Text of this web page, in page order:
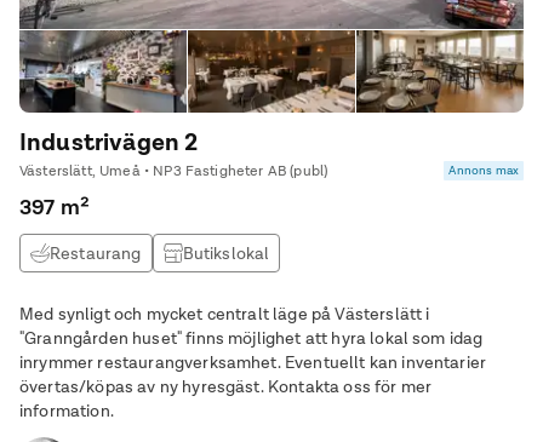
Industrivägen 2
Västerslätt, Umeå • NP3 Fastigheter AB (publ) Annons max
397 m²
Restaurang Butikslokal
Med synligt och mycket centralt läge på Västerslätt i
"Granngården huset" finns möjlighet att hyra lokal som idag
inrymmer restaurangverksamhet. Eventuellt kan inventarier
övertas/köpas av ny hyresgäst. Kontakta oss för mer
information.